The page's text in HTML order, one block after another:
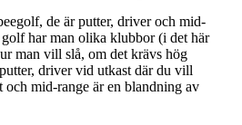
de är putter, driver och mid-
har man olika klubbor (i det här
man vill slå, om det krävs hög
driver vid utkast där du vill
mid-range är en blandning av